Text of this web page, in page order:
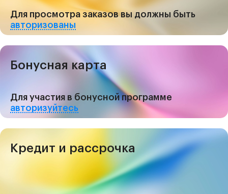
Для просмотра заказов вы должны быть
авторизованы
Бонусная карта
Для участия в бонусной программе
авторизуйтесь
Кредит и рассрочка